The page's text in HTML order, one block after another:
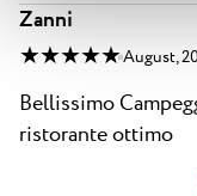
Zanni
★ ★ ★ ★ ★ August,
Bellissimo
ristorante ottimo